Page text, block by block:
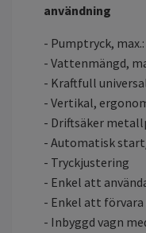
användning
- Pumptryck,
- Vattenmängd,
- Kraftfull
- Vertikal,
- Driftsäker
- Automatisk
- Tryckjustering
- Enkel att
- Enkel att
- Inbyggd vagn